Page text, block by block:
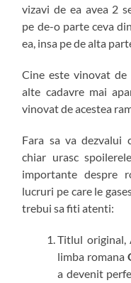
vizavi de ea avea 2
pe de-o parte ceva
ea, insa pe de alta
Cine este vinovat
alte cadavre mai
vinovat de acestea
Fara sa va dezvalui
chiar urasc
importante despre
lucruri pe care le
trebui sa fiti atenti:
Titlul original,
limba romana
a devenit